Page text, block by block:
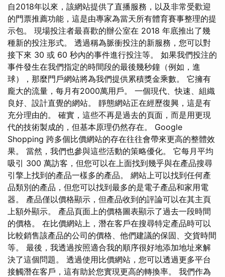
自2018年以來，該網站提供了直播服務，以及非常受歡迎
的門票推薦功能，這是由專家為當天所有體育賽事整理的提
示包。 現場投注者最喜歡的辦公室在 2018 年底推出了幾
種新的投注形式。 透過稱為脈衝投注的新服務，您可以對
接下來 30 或 60 秒內的事件進行投注等。 如果我們投注的
事件發生在我們指定的時間段的最後幾秒鐘（例如，進
球），那麼門戶網站將為我們提供累積獎金乘數。 它擁有
龐大的流量，每月有2000萬用戶。 一個現代、快速、組織
良好、設計直覺的網站。 靜態網站正在經歷復興，這是有
充分理由的。 確實，這些不再是過去的頁面，而是用更現
代的技術製成的，但基本原理仍然存在。 Google
Shopping 跨多個比價網站的存在往往會帶來更高的整體效
果。 當然，我們也參與這些活動的策略優化。 它每月平均
吸引 300 萬訪客，但您可以在上面找到幾乎與在產品搜尋
引擎上找到的產品一樣多的產品。 網站上可以找到任何產
品類別的產品，但您可以找到最多的是電子產品和家用電
器。 產品僅以價格顯示，但產品收到的評論可以在其主頁
上額外顯示。 產品頁面上的價格圖表顯示了過去一段時間
的價格。 在比價網站上，潛在客戶在搜尋特定產品時可以
比較銷售該產品的公司的價格、他們建議的保固、交貨時間
等。 最後，我透過按照適合我的順序很好地添加地址來解
決了這個問題。 透過使用比價網站，您可以透過更多平台
接觸潛在客戶，這有助於您實現更高的轉換率。 我們作為